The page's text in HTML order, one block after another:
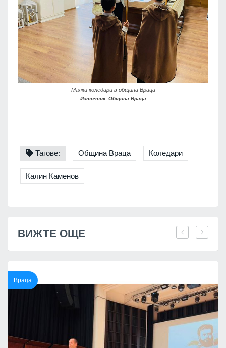
Малки коледари в община Враца
Източник: Община Враца
Тагове: Община Враца Коледари
Калин Каменов
ВИЖТЕ ОЩЕ
Враца